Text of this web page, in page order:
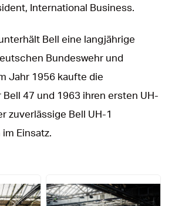
International Business.
Bell eine langjährige
Bundeswehr und
Jahr 1956 kaufte die
47 und 1963 ihren ersten UH-
zuverlässige Bell UH-1
Einsatz.